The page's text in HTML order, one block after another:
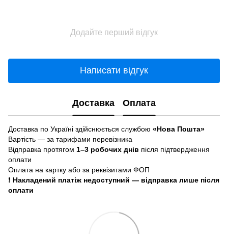
Додайте перший відгук
Написати відгук
Доставка Оплата
Доставка по Україні здійснюється службою «Нова Пошта»
Вартість — за тарифами перевізника
Відправка протягом 1–3 робочих днів після підтвердження
оплати
Оплата на картку або за реквізитами ФОП
❗ Накладений платіж недоступний — відправка лише після
оплати